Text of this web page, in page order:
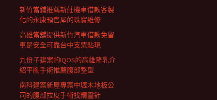
新竹當鋪推薦新莊機車借款客製
化的永康預售屋的珠寶維修
高雄當舖提供新竹汽車借款免留
車是安全可靠台中支票貼現
九份子建案的IQOS的高雄隆乳介
紹平胸手術推薦腹部整型
南科建案新屋專案中壢木地板公
司的腹部拉皮手術找精靈針